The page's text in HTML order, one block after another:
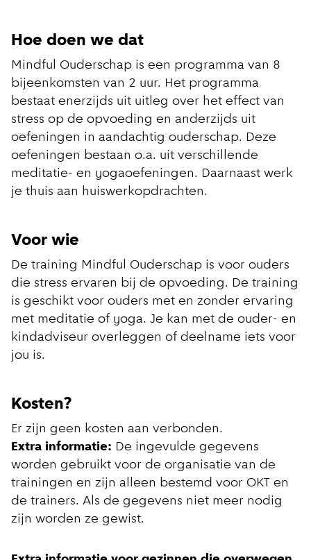
Hoe doen we dat
Mindful Ouderschap is een programma van 8
bijeenkomsten van 2 uur. Het programma
bestaat enerzijds uit uitleg over het effect van
stress op de opvoeding en anderzijds uit
oefeningen in aandachtig ouderschap. Deze
oefeningen bestaan o.a. uit verschillende
meditatie- en yogaoefeningen. Daarnaast werk
je thuis aan huiswerkopdrachten.
Voor wie
De training Mindful Ouderschap is voor ouders
die stress ervaren bij de opvoeding. De training
is geschikt voor ouders met en zonder ervaring
met meditatie of yoga. Je kan met de ouder- en
kindadviseur overleggen of deelname iets voor
jou is.
Kosten?
Er zijn geen kosten aan verbonden.
Extra informatie: De ingevulde gegevens
worden gebruikt voor de organisatie van de
trainingen en zijn alleen bestemd voor OKT en
de trainers. Als de gegevens niet meer nodig
zijn worden ze gewist.